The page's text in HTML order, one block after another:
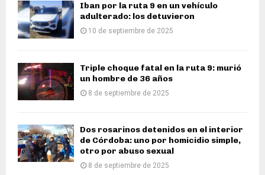
Iban por la ruta 9 en un vehículo
adulterado: los detuvieron
10 de septiembre de 2025
Triple choque fatal en la ruta 9: murió
un hombre de 36 años
8 de septiembre de 2025
Dos rosarinos detenidos en el interior
de Córdoba: uno por homicidio simple,
otro por abuso sexual
8 de septiembre de 2025